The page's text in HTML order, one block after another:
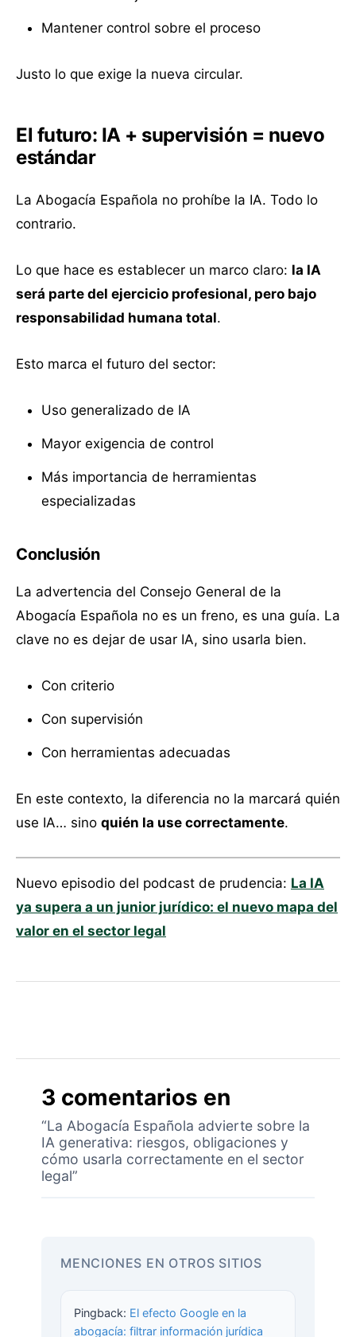
Mantener control sobre el proceso
Justo lo que exige la nueva circular.
El futuro: IA + supervisión = nuevo
estándar
La Abogacía Española no prohíbe la IA. Todo lo
contrario.
Lo que hace es establecer un marco claro: la IA
será parte del ejercicio profesional, pero bajo
responsabilidad humana total.
Esto marca el futuro del sector:
Uso generalizado de IA
Mayor exigencia de control
Más importancia de herramientas
especializadas
Conclusión
La advertencia del Consejo General de la
Abogacía Española no es un freno, es una guía. La
clave no es dejar de usar IA, sino usarla bien.
Con criterio
Con supervisión
Con herramientas adecuadas
En este contexto, la diferencia no la marcará quién
use IA… sino quién la use correctamente.
Nuevo episodio del podcast de prudencia: La IA
ya supera a un junior jurídico: el nuevo mapa del
valor en el sector legal
3 comentarios en
“La Abogacía Española advierte sobre la
IA generativa: riesgos, obligaciones y
cómo usarla correctamente en el sector
legal”
MENCIONES EN OTROS SITIOS
Pingback: El efecto Google en la
abogacía: filtrar información jurídica